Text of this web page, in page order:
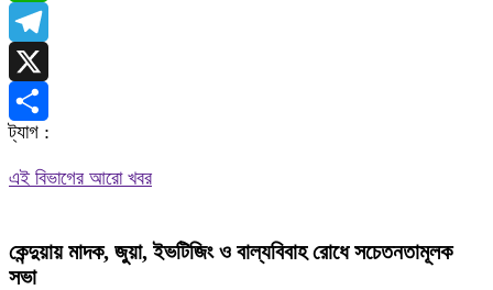
WhatsApp
Telegram
X
Share
ট্যাগ :
এই বিভাগের আরো খবর
কেন্দুয়ায় মাদক, জুয়া, ইভটিজিং ও বাল্যবিবাহ রোধে সচেতনতামূলক
সভা